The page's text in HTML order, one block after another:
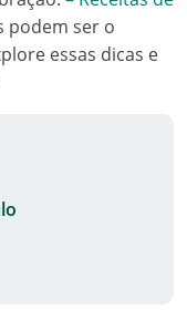
podem ser o
essas dicas e